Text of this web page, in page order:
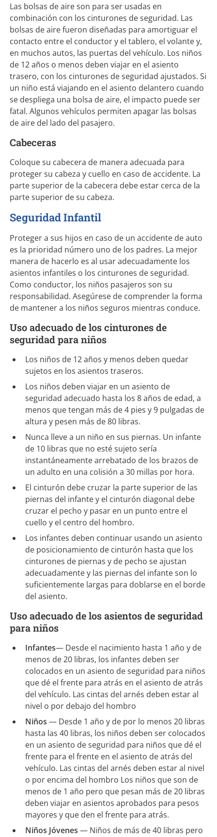
Las bolsas de aire son para ser usadas en
combinación con los cinturones de seguridad. Las
bolsas de aire fueron diseñadas para amortiguar el
contacto entre el conductor y el tablero, el volante y,
en muchos autos, las puertas del vehículo. Los niños
de 12 años o menos deben viajar en el asiento
trasero, con los cinturones de seguridad ajustados. Si
un niño está viajando en el asiento delantero cuando
se despliega una bolsa de aire, el impacto puede ser
fatal. Algunos vehículos permiten apagar las bolsas
de aire del lado del pasajero.
Cabeceras
Coloque su cabecera de manera adecuada para
proteger su cabeza y cuello en caso de accidente. La
parte superior de la cabecera debe estar cerca de la
parte superior de su cabeza.
Seguridad Infantil
Proteger a sus hijos en caso de un accidente de auto
es la prioridad número uno de los padres. La mejor
manera de hacerlo es al usar adecuadamente los
asientos infantiles o los cinturones de seguridad.
Como conductor, los niños pasajeros son su
responsabilidad. Asegúrese de comprender la forma
de mantener a los niños seguros mientras conduce.
Uso adecuado de los cinturones de
seguridad para niños
Los niños de 12 años y menos deben quedar
sujetos en los asientos traseros.
Los niños deben viajar en un asiento de
seguridad adecuado hasta los 8 años de edad, a
menos que tengan más de 4 pies y 9 pulgadas de
altura y pesen más de 80 libras.
Nunca lleve a un niño en sus piernas. Un infante
de 10 libras que no esté sujeto sería
instantáneamente arrebatado de los brazos de
un adulto en una colisión a 30 millas por hora.
El cinturón debe cruzar la parte superior de las
piernas del infante y el cinturón diagonal debe
cruzar el pecho y pasar en un punto entre el
cuello y el centro del hombro.
Los infantes deben continuar usando un asiento
de posicionamiento de cinturón hasta que los
cinturones de piernas y de pecho se ajustan
adecuadamente y las piernas del infante son lo
suficientemente largas para doblarse en el borde
del asiento.
Uso adecuado de los asientos de seguridad
para niños
Infantes— Desde el nacimiento hasta 1 año y de
menos de 20 libras, los infantes deben ser
colocados en un asiento de seguridad para niños
que dé el frente para atrás en el asiento de atrás
del vehículo. Las cintas del arnés deben estar al
nivel o por debajo del hombro
Niños — Desde 1 año y de por lo menos 20 libras
hasta las 40 libras, los niños deben ser colocados
en un asiento de seguridad para niños que dé el
frente para el frente en el asiento de atrás del
vehículo. Las cintas del arnés deben estar al nivel
o por encima del hombro Los niños que son de
menos de 1 año pero que pesan más de 20 libras
deben viajar en asientos aprobados para pesos
mayores y que den el frente para atrás.
Niños Jóvenes — Niños de más de 40 libras pero